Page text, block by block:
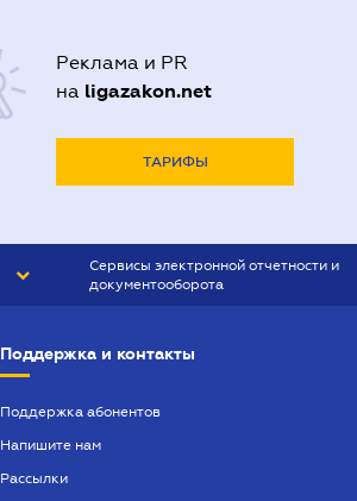
Реклама и PR
на ligazakon.net
ТАРИФЫ
Сервисы электронной отчетности и
документооборота
Поддержка и контакты
Поддержка абонентов
Напишите нам
Рассылки